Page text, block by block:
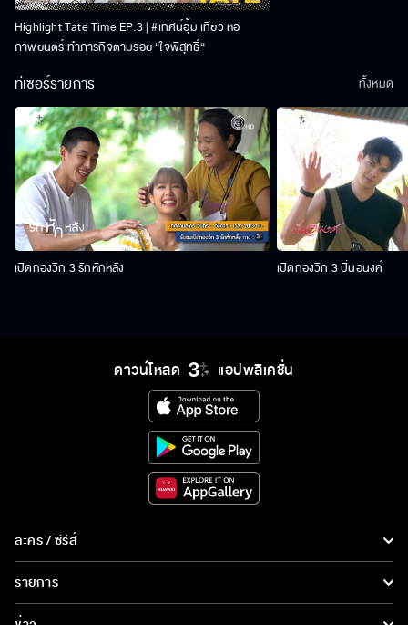
Highlight Tate Time EP.3 | #เทศน์อุ้ม เที่ยว หอ
ภาพยนตร์ ทำภารกิจตามรอย “ใจพิสุทธิ์“
ทีเซอร์รายการ
เปิดกองวิก 3 รักหักหลัง เปิดกองวิก 3 ปิ่นอนงค์
ทั้งหมด
ดาวน์โหลด แอปพลิเคชั่น
ละคร / ซีรีส์
ละคร/ซีรีส์
ซีรีส์นานาชาติ
รายการ
รายการทั้งหมด